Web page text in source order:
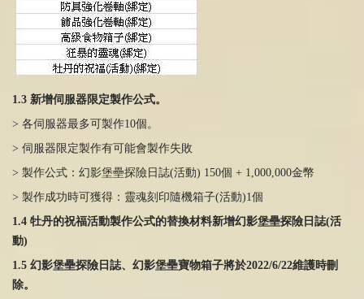
1.3 新增伺服器限定製作公式。
> 各伺服器最多可製作10個。
> 伺服器限定製作有可能會製作失敗
> 製作公式：幻影堡壘探險日誌(活動) 150個 + 1,000,000金幣
> 製作成功時可獲得：靈魂刻印隨機箱子(活動)1個
1.4 牡丹的祝福活動製作公式的替換材料新增幻影堡壘探險日誌(活
動)
1.5 幻影堡壘探險日誌、幻影堡壘寶物箱子將於2022/6/22維護時刪
除。